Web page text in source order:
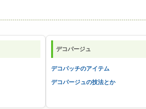
デコパージュ
デコパッチのアイテム
デコパージュの技法とか